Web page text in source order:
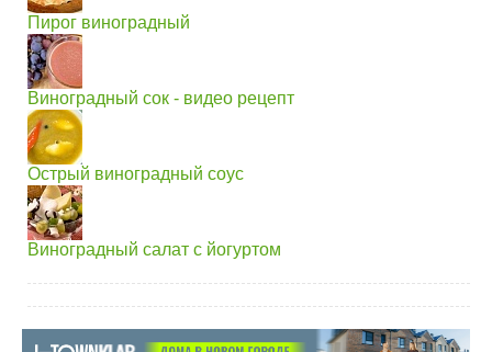
Пирог виноградный
Виноградный сок - видео рецепт
Острый виноградный соус
Виноградный салат с йогуртом